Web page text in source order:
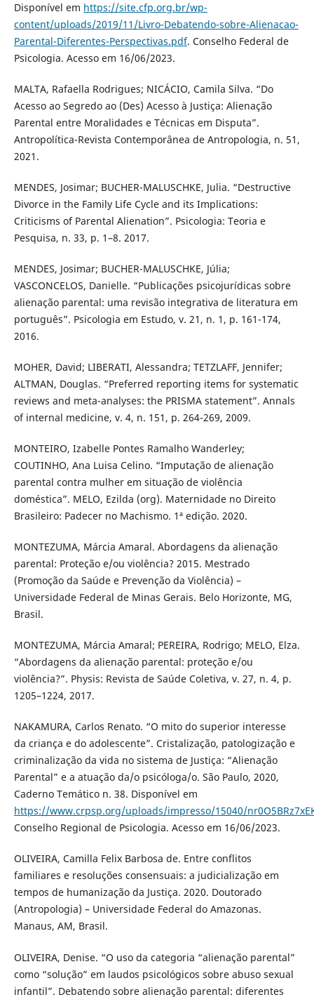
Disponível em https://site.cfp.org.br/wp-
content/uploads/2019/11/Livro-Debatendo-sobre-Alienacao-
Parental-Diferentes-Perspectivas.pdf. Conselho Federal de
Psicologia. Acesso em 16/06/2023.
MALTA, Rafaella Rodrigues; NICÁCIO, Camila Silva. “Do
Acesso ao Segredo ao (Des) Acesso à Justiça: Alienação
Parental entre Moralidades e Técnicas em Disputa”.
Antropolítica-Revista Contemporânea de Antropologia, n. 51,
2021.
MENDES, Josimar; BUCHER-MALUSCHKE, Julia. “Destructive
Divorce in the Family Life Cycle and its Implications:
Criticisms of Parental Alienation”. Psicologia: Teoria e
Pesquisa, n. 33, p. 1–8. 2017.
MENDES, Josimar; BUCHER-MALUSCHKE, Júlia;
VASCONCELOS, Danielle. “Publicações psicojurídicas sobre
alienação parental: uma revisão integrativa de literatura em
português”. Psicologia em Estudo, v. 21, n. 1, p. 161-174,
2016.
MOHER, David; LIBERATI, Alessandra; TETZLAFF, Jennifer;
ALTMAN, Douglas. “Preferred reporting items for systematic
reviews and meta-analyses: the PRISMA statement”. Annals
of internal medicine, v. 4, n. 151, p. 264-269, 2009.
MONTEIRO, Izabelle Pontes Ramalho Wanderley;
COUTINHO, Ana Luisa Celino. “Imputação de alienação
parental contra mulher em situação de violência
doméstica”. MELO, Ezilda (org). Maternidade no Direito
Brasileiro: Padecer no Machismo. 1ª edição. 2020.
MONTEZUMA, Márcia Amaral. Abordagens da alienação
parental: Proteção e/ou violência? 2015. Mestrado
(Promoção da Saúde e Prevenção da Violência) –
Universidade Federal de Minas Gerais. Belo Horizonte, MG,
Brasil.
MONTEZUMA, Márcia Amaral; PEREIRA, Rodrigo; MELO, Elza.
“Abordagens da alienação parental: proteção e/ou
violência?”. Physis: Revista de Saúde Coletiva, v. 27, n. 4, p.
1205–1224, 2017.
NAKAMURA, Carlos Renato. “O mito do superior interesse
da criança e do adolescente”. Cristalização, patologização e
criminalização da vida no sistema de Justiça: “Alienação
Parental” e a atuação da/o psicóloga/o. São Paulo, 2020,
Caderno Temático n. 38. Disponível em
https://www.crpsp.org/uploads/impresso/15040/
Conselho Regional de Psicologia. Acesso em 16/06/2023.
OLIVEIRA, Camilla Felix Barbosa de. Entre conflitos
familiares e resoluções consensuais: a judicialização em
tempos de humanização da Justiça. 2020. Doutorado
(Antropologia) – Universidade Federal do Amazonas.
Manaus, AM, Brasil.
OLIVEIRA, Denise. “O uso da categoria “alienação parental”
como “solução” em laudos psicológicos sobre abuso sexual
infantil”. Debatendo sobre alienação parental: diferentes